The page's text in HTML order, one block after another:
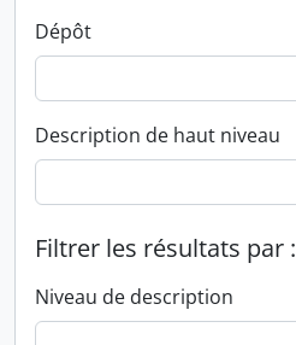
Dépôt
Description de haut niveau
Filtrer les résultats par :
Niveau de description